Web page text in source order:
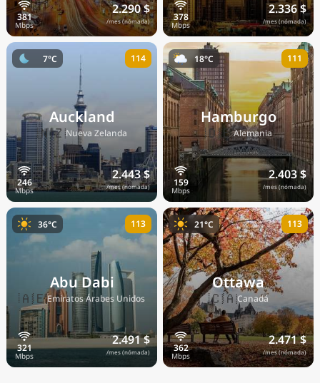
2.290 $
/mes (nómada)
2.336 $
/mes (nómada)
Auckland
🇳🇿Nueva Zelanda
2.443 $
/mes (nómada)
7°C 114
Hamburgo
🇩🇪Alemania
2.403 $
/mes (nómada)
18°C 111
Abu Dabi
🇦🇪Emiratos Árabes Unidos
2.491 $
/mes (nómada)
36°C 113
Ottawa
🇨🇦Canadá
2.471 $
/mes (nómada)
21°C 113